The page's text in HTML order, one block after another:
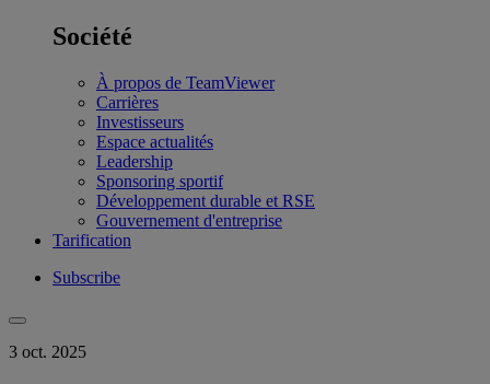
Société
À propos de TeamViewer
Carrières
Investisseurs
Espace actualités
Leadership
Sponsoring sportif
Développement durable et RSE
Gouvernement d'entreprise
Tarification
Subscribe
3 oct. 2025